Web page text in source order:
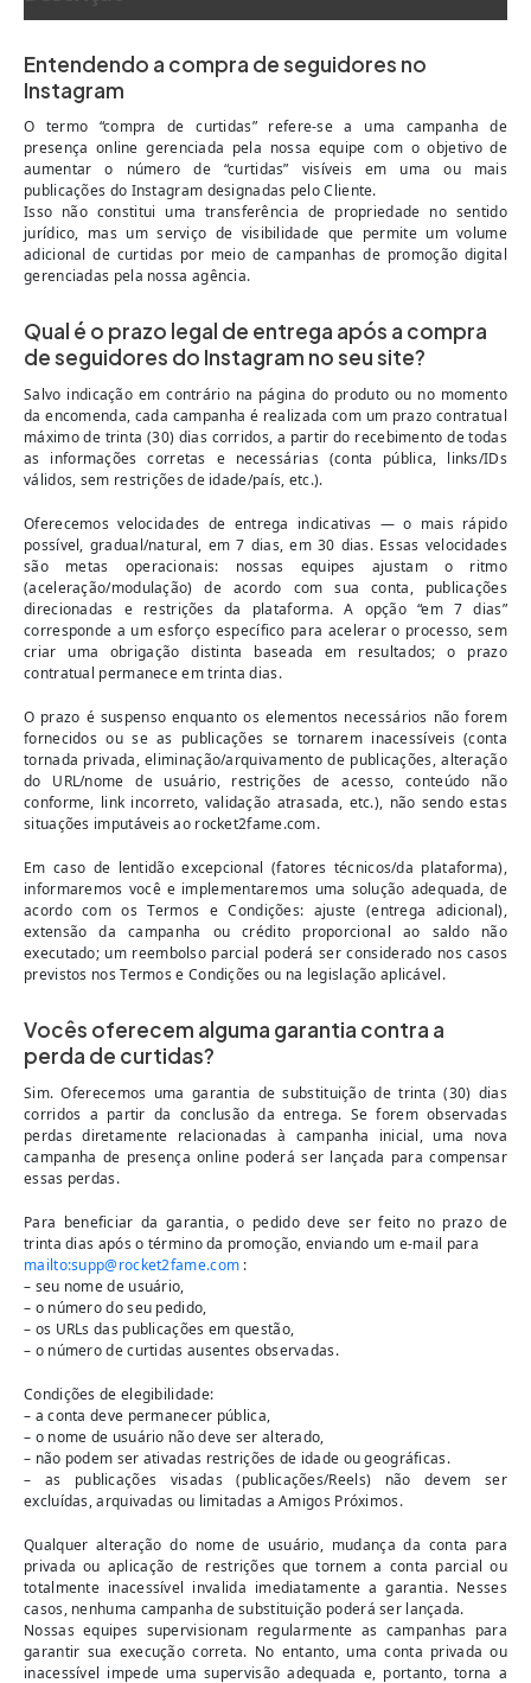
Entendendo a compra de seguidores no
Instagram
O termo “compra de curtidas” refere-se a uma campanha de
presença online gerenciada pela nossa equipe com o objetivo de
aumentar o número de “curtidas” visíveis em uma ou mais
publicações do Instagram designadas pelo Cliente.
Isso não constitui uma transferência de propriedade no sentido
jurídico, mas um serviço de visibilidade que permite um volume
adicional de curtidas por meio de campanhas de promoção digital
gerenciadas pela nossa agência.
Qual é o prazo legal de entrega após a compra
de seguidores do Instagram no seu site?
Salvo indicação em contrário na página do produto ou no momento
da encomenda, cada campanha é realizada com um prazo contratual
máximo de trinta (30) dias corridos, a partir do recebimento de todas
as informações corretas e necessárias (conta pública, links/IDs
válidos, sem restrições de idade/país, etc.).
Oferecemos velocidades de entrega indicativas — o mais rápido
possível, gradual/natural, em 7 dias, em 30 dias. Essas velocidades
são metas operacionais: nossas equipes ajustam o ritmo
(aceleração/modulação) de acordo com sua conta, publicações
direcionadas e restrições da plataforma. A opção “em 7 dias”
corresponde a um esforço específico para acelerar o processo, sem
criar uma obrigação distinta baseada em resultados; o prazo
contratual permanece em trinta dias.
O prazo é suspenso enquanto os elementos necessários não forem
fornecidos ou se as publicações se tornarem inacessíveis (conta
tornada privada, eliminação/arquivamento de publicações, alteração
do URL/nome de usuário, restrições de acesso, conteúdo não
conforme, link incorreto, validação atrasada, etc.), não sendo estas
situações imputáveis ao rocket2fame.com.
Em caso de lentidão excepcional (fatores técnicos/da plataforma),
informaremos você e implementaremos uma solução adequada, de
acordo com os Termos e Condições: ajuste (entrega adicional),
extensão da campanha ou crédito proporcional ao saldo não
executado; um reembolso parcial poderá ser considerado nos casos
previstos nos Termos e Condições ou na legislação aplicável.
Vocês oferecem alguma garantia contra a
perda de curtidas?
Sim. Oferecemos uma garantia de substituição de trinta (30) dias
corridos a partir da conclusão da entrega. Se forem observadas
perdas diretamente relacionadas à campanha inicial, uma nova
campanha de presença online poderá ser lançada para compensar
essas perdas.
Para beneficiar da garantia, o pedido deve ser feito no prazo de
trinta dias após o término da promoção, enviando um e-mail para
mailto:supp@rocket2fame.com :
– seu nome de usuário,
– o número do seu pedido,
– os URLs das publicações em questão,
– o número de curtidas ausentes observadas.
Condições de elegibilidade:
– a conta deve permanecer pública,
– o nome de usuário não deve ser alterado,
– não podem ser ativadas restrições de idade ou geográficas.
– as publicações visadas (publicações/Reels) não devem ser
excluídas, arquivadas ou limitadas a Amigos Próximos.
Qualquer alteração do nome de usuário, mudança da conta para
privada ou aplicação de restrições que tornem a conta parcial ou
totalmente inacessível invalida imediatamente a garantia. Nesses
casos, nenhuma campanha de substituição poderá ser lançada.
Nossas equipes supervisionam regularmente as campanhas para
garantir sua execução correta. No entanto, uma conta privada ou
inacessível impede uma supervisão adequada e, portanto, torna a